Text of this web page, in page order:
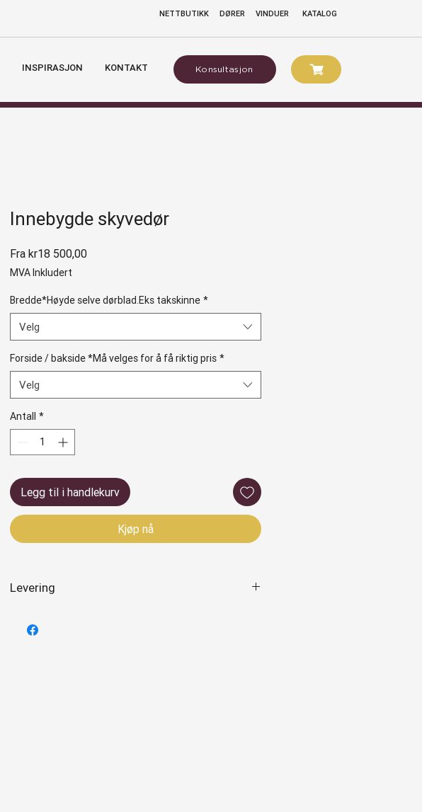
NETTBUTIKK DØRER VINDUER KATALOG
INSPIRASJON KONTAKT Konsultasjon
Innebygde skyvedør
Fra kr18 500,00Salgspris
MVA Inkludert
Bredde*Høyde selve dørblad.Eks takskinne *
Velg
Forside / bakside *Må velges for å få riktig pris *
Velg
Antall *
Legg til i handlekurv
Kjøp nå
Levering
til 8 uker i fra bestilling.